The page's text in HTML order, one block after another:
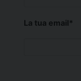
La tua email*